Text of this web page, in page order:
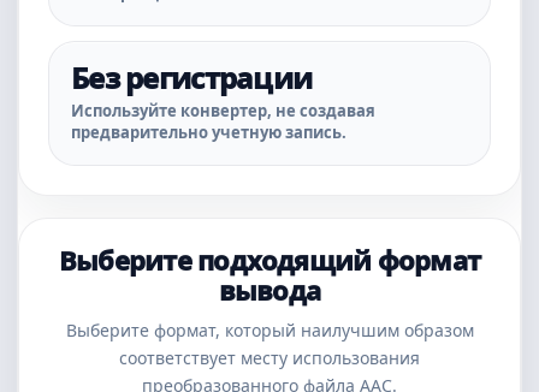
Без регистрации
Используйте конвертер, не создавая
предварительно учетную запись.
Выберите подходящий формат
вывода
Выберите формат, который наилучшим образом
соответствует месту использования
преобразованного файла AAC.